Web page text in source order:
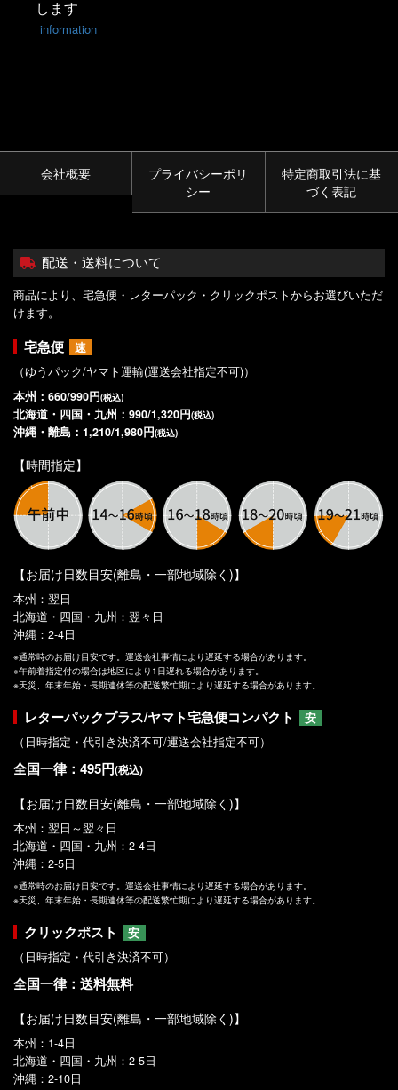
します
information
会社概要
プライバシーポリ
シー
特定商取引法に基
づく表記
配送・送料について
商品により、宅急便・レターパック・クリックポストからお選びいただ
けます。
宅急便
速
（ゆうパック/ヤマト運輸(運送会社指定不可)）
本州：660/990円(税込)
北海道・四国・九州：990/1,320円(税込)
沖縄・離島：1,210/1,980円(税込)
【時間指定】
【お届け日数目安(離島・一部地域除く)】
本州：翌日
北海道・四国・九州：翌々日
沖縄：2-4日
※通常時のお届け目安です。運送会社事情により遅延する場合があります。
※午前着指定付の場合は地区により1日遅れる場合があります。
※天災、年末年始・長期連休等の配送繁忙期により遅延する場合があります。
レターパックプラス/ヤマト宅急便コンパクト
安
（日時指定・代引き決済不可/運送会社指定不可）
全国一律：495円(税込)
【お届け日数目安(離島・一部地域除く)】
本州：翌日～翌々日
北海道・四国・九州：2-4日
沖縄：2-5日
※通常時のお届け目安です。運送会社事情により遅延する場合があります。
※天災、年末年始・長期連休等の配送繁忙期により遅延する場合があります。
クリックポスト
安
（日時指定・代引き決済不可）
全国一律：送料無料
【お届け日数目安(離島・一部地域除く)】
本州：1-4日
北海道・四国・九州：2-5日
沖縄：2-10日